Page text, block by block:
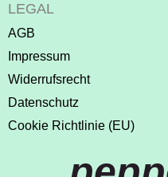
LEGAL
AGB
Impressum
Widerrufsrecht
Datenschutz
Cookie Richtlinie (EU)